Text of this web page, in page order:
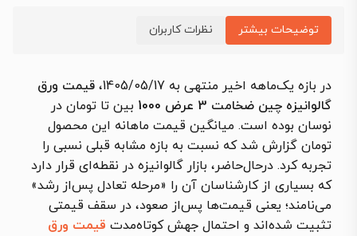
توضیحات بیشتر نظرات کاربران
در بازه یک‌ماهه اخیر منتهی به 1405/05/17،
قیمت ورق
گالوانیزه چین ضخامت 3 عرض 1000
بین تا تومان در
نوسان بوده است. میانگین قیمت ماهانه این محصول
تومان گزارش شد که نسبت به بازه مشابه قبلی نسبی را
تجربه کرد. درحال‌حاضر، بازار گالوانیزه در نقطه‌ای قرار دارد
که بسیاری از کارشناسان آن را «مرحله تعادل پس‌از رشد»
می‌نامند؛ یعنی قیمت‌ها پس‌از صعود، در سقف قیمتی
تثبیت شده‌اند و احتمال جهش کوتاه‌مدت قیمت ورق